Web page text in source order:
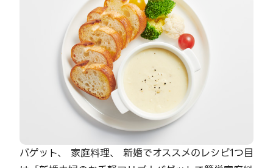
バゲット、 家庭料理、 新婚でオススメのレシピ1つ目